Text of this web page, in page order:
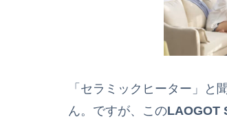
「セラミックヒーター」
ん。ですが、このLAOGOT